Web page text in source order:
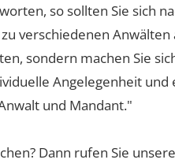
so sollten Sie sich
verschiedenen
sondern machen Sie
Angelegenheit
und Mandant."
Dann rufen Sie